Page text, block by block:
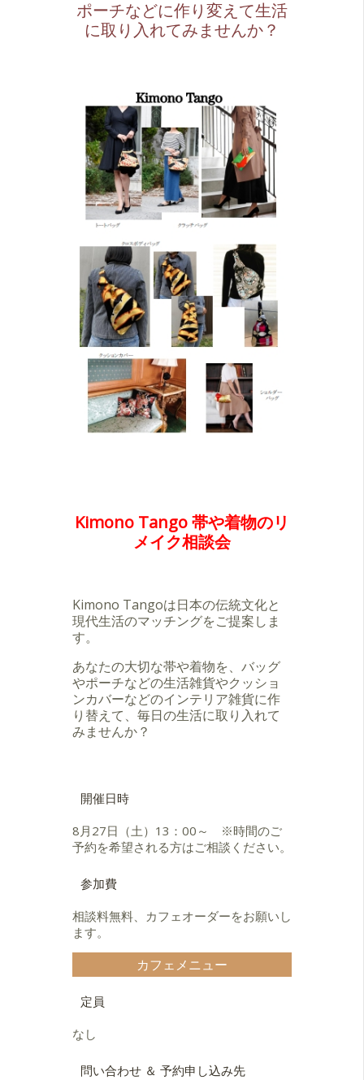
ポーチなどに作り変えて生活
に取り入れてみませんか？
Kimono Tango 帯や着物のリ
メイク相談会
Kimono Tangoは日本の伝統文化と
現代生活のマッチングをご提案しま
す。
あなたの大切な帯や着物を、バッグ
やポーチなどの生活雑貨やクッショ
ンカバーなどのインテリア雑貨に作
り替えて、毎日の生活に取り入れて
みませんか？
開催日時
8月27日（土）13：00～ ※時間のご
予約を希望される方はご相談ください。
参加費
相談料無料、カフェオーダーをお願いし
ます。
カフェメニュー
定員
なし
問い合わせ ＆ 予約申し込み先